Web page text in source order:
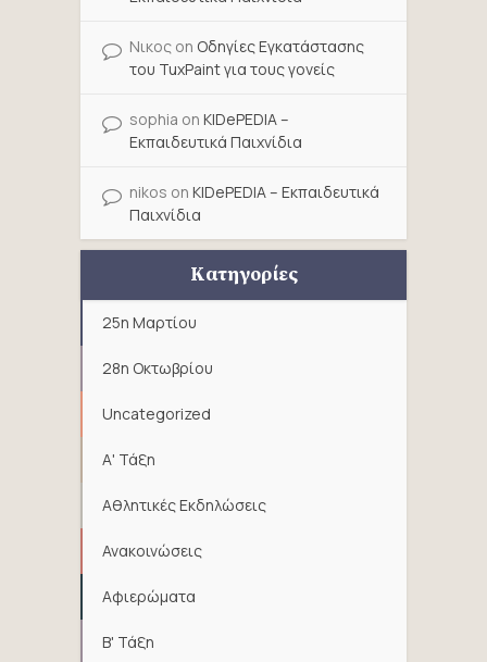
Νικος on Οδηγίες Εγκατάστασης
του TuxPaint για τους γονείς
sophia on KIDePEDIA –
Εκπαιδευτικά Παιχνίδια
nikos on KIDePEDIA – Εκπαιδευτικά
Παιχνίδια
Κατηγορίες
25η Μαρτίου
28η Οκτωβρίου
Uncategorized
Α' Τάξη
Αθλητικές Εκδηλώσεις
Ανακοινώσεις
Αφιερώματα
Β' Τάξη